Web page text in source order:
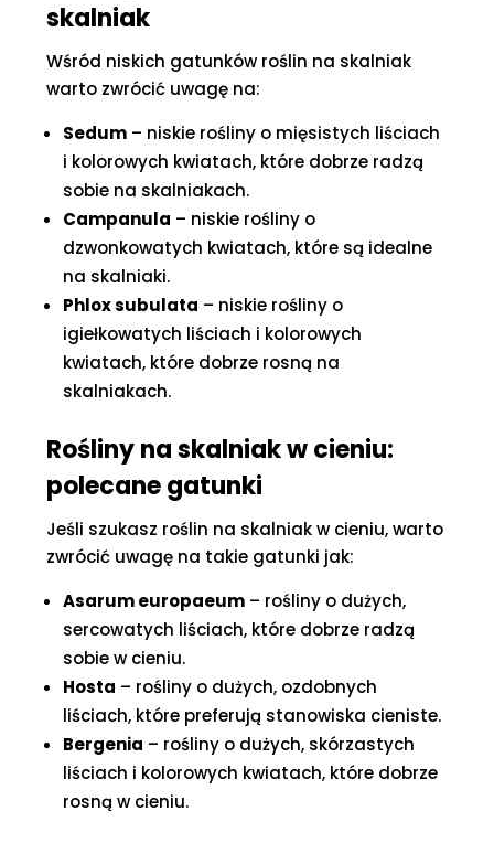
skalniak
Wśród niskich gatunków roślin na skalniak
warto zwrócić uwagę na:
Sedum – niskie rośliny o mięsistych liściach
i kolorowych kwiatach, które dobrze radzą
sobie na skalniakach.
Campanula – niskie rośliny o
dzwonkowatych kwiatach, które są idealne
na skalniaki.
Phlox subulata – niskie rośliny o
igiełkowatych liściach i kolorowych
kwiatach, które dobrze rosną na
skalniakach.
Rośliny na skalniak w cieniu:
polecane gatunki
Jeśli szukasz roślin na skalniak w cieniu, warto
zwrócić uwagę na takie gatunki jak:
Asarum europaeum – rośliny o dużych,
sercowatych liściach, które dobrze radzą
sobie w cieniu.
Hosta – rośliny o dużych, ozdobnych
liściach, które preferują stanowiska cieniste.
Bergenia – rośliny o dużych, skórzastych
liściach i kolorowych kwiatach, które dobrze
rosną w cieniu.